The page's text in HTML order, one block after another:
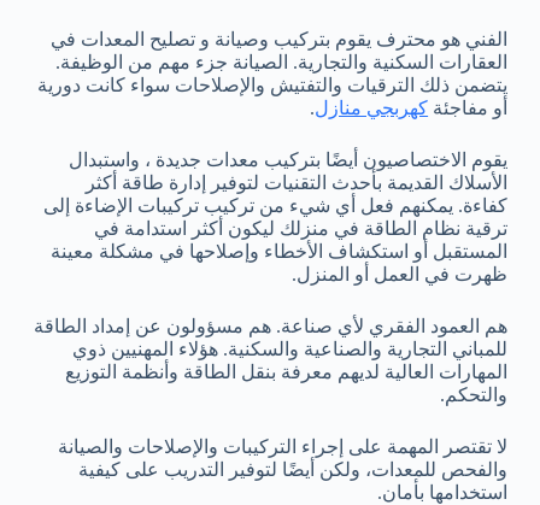
الفني هو محترف يقوم بتركيب وصيانة و تصليح المعدات في
العقارات السكنية والتجارية. الصيانة جزء مهم من الوظيفة.
يتضمن ذلك الترقيات والتفتيش والإصلاحات سواء كانت دورية
أو مفاجئة كهربجي منازل.
يقوم الاختصاصيون أيضًا بتركيب معدات جديدة ، واستبدال
الأسلاك القديمة بأحدث التقنيات لتوفير إدارة طاقة أكثر
كفاءة. يمكنهم فعل أي شيء من تركيب تركيبات الإضاءة إلى
ترقية نظام الطاقة في منزلك ليكون أكثر استدامة في
المستقبل أو استكشاف الأخطاء وإصلاحها في مشكلة معينة
ظهرت في العمل أو المنزل.
هم العمود الفقري لأي صناعة. هم مسؤولون عن إمداد الطاقة
للمباني التجارية والصناعية والسكنية. هؤلاء المهنيين ذوي
المهارات العالية لديهم معرفة بنقل الطاقة وأنظمة التوزيع
والتحكم.
لا تقتصر المهمة على إجراء التركيبات والإصلاحات والصيانة
والفحص للمعدات، ولكن أيضًا لتوفير التدريب على كيفية
استخدامها بأمان.